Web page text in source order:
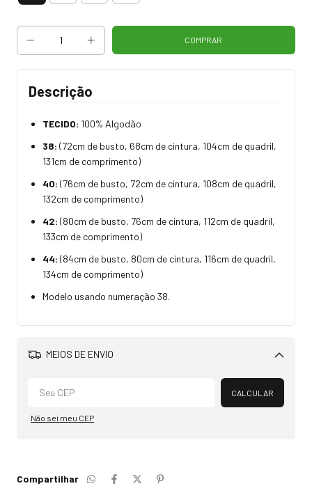
Descrição
TECIDO: 100% Algodão
38: (72cm de busto, 68cm de cintura, 104cm de quadril,
131cm de comprimento)
40: (76cm de busto, 72cm de cintura, 108cm de quadril,
132cm de comprimento)
42: (80cm de busto, 76cm de cintura, 112cm de quadril,
133cm de comprimento)
44: (84cm de busto, 80cm de cintura, 116cm de quadril,
134cm de comprimento)
Modelo usando numeração 38.
MEIOS DE ENVIO
Alterar CEP
CALCULAR
Não sei meu CEP
Compartilhar